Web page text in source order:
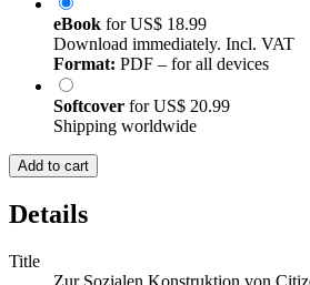
eBook forUS$ 18.99
Download immediately. Incl. VAT
Format: PDF – for all devices
Softcover forUS$ 20.99
Shipping worldwide
Add to cart
Details
Title